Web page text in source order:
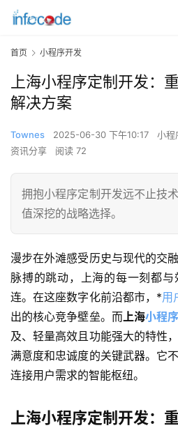
首页 小程序开发
上海小程序定制开发：
解决方案
Townes 2025-06-30 下午10:17 小程
资讯分享
阅读 72
拥抱小程序定制开发远不止技
值深挖的战略选择。
漫步在外滩感受历史与现代的交
脉搏的跳动，上海的每一刻都
连。在这座数字化前沿都市，*用
出的核心竞争壁垒。而上海小程
及、轻量高效且功能强大的特性
满意度和忠诚度的关键武器。它
连接用户需求的智能枢纽。
上海小程序定制开发：